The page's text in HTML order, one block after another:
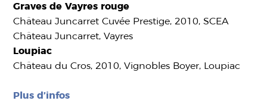
Graves de Vayres rouge
Château Juncarret Cuvée Prestige, 2010, SCEA
Château Juncarret, Vayres
Loupiac
Château du Cros, 2010, Vignobles Boyer, Loupiac
Plus d’infos